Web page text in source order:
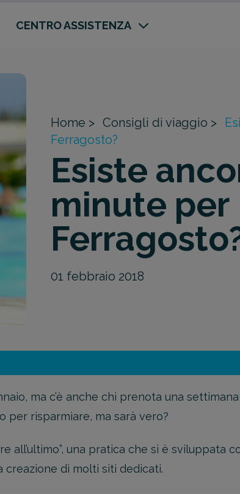
CENTRO ASSISTENZA
Home > Consigli di viaggio >
Ferragosto?
Esiste
minute per
01 febbraio 2018
ma c’è anche chi prenota una
per risparmiare, ma sarà vero?
all’ultimo”, una pratica che si è sviluppata
creazione di molti siti dedicati.